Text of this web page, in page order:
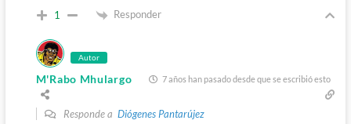
1 Responder
Autor
M'Rabo Mhulargo 7 años han pasado desde que se escribió esto
Responde a Diógenes Pantarújez